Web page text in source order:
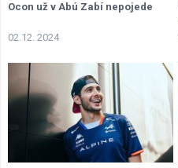
Ocon už v Abú Zabí nepojede
02.12. 2024